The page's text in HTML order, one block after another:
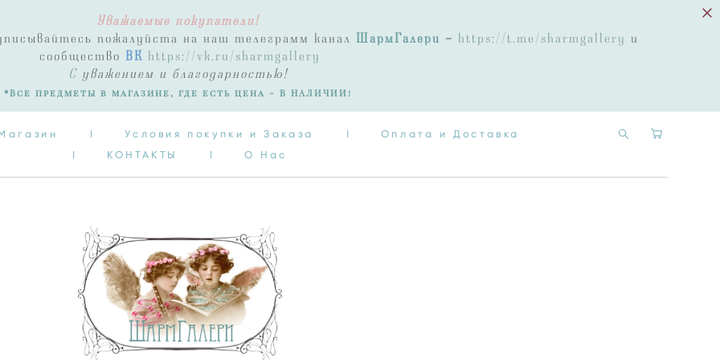
Уважаемые покупатели!
пожалуйста на наш телеграмм канал ШармГалери - https://t.me/sharmgallery и
сообщество ВК https://vk.ru/sharmgallery
Суважением и благодарностью!
*Все предметы в магазине, где есть цена - В НАЛИЧИИ!
I Условия покупки и Заказа I
Оплата и Доставка
I
КОНТАКТЫ I О Нас
Условия покупки и Заказа
I
КОНТАКТЫ I О Нас